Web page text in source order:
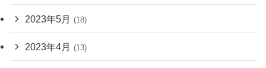
2023年5月 (18)
2023年4月 (13)